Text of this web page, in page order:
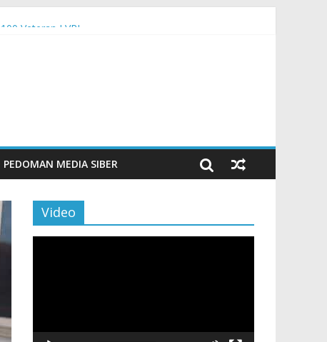
PEDOMAN MEDIA SIBER
Video